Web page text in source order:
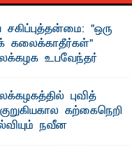
சகிப்புத்தன்மை: "ஒரு
–
உபவேந்தர்
கனவு என்னால்
ஒவ்வொரு மாணவரும் ...
புவித்
கற்கைநெறி
நவீன